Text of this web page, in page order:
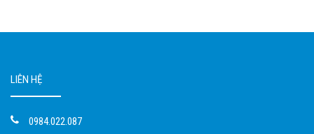
LIÊN HỆ
0984.022.087